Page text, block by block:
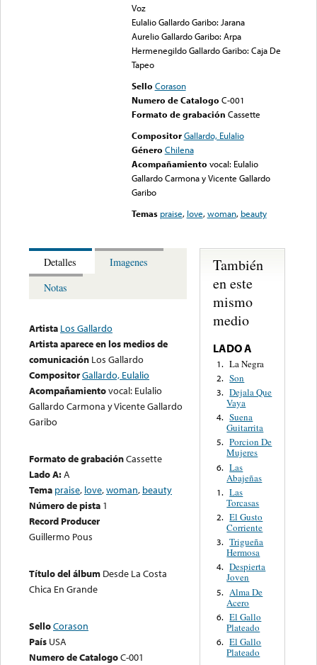
Voz
Eulalio Gallardo Garibo: Jarana
Aurelio Gallardo Garibo: Arpa
Hermenegildo Gallardo Garibo: Caja De
Tapeo
Sello Corason
Numero de Catalogo C-001
Formato de grabación Cassette
Compositor Gallardo, Eulalio
Género Chilena
Acompañamiento vocal: Eulalio
Gallardo Carmona y Vicente Gallardo
Garibo
Temas praise, love,woman, beauty
Detalles
Imagenes
Notas
Artista Los Gallardo
Artista aparece en los medios de
comunicación Los Gallardo
CompositorGallardo, Eulalio
Acompañamientovocal: Eulalio
Gallardo Carmona y Vicente Gallardo
Garibo
Formato de grabaciónCassette
Lado A:A
Tema praise, love,woman, beauty
Número de pista 1
Record Producer
Guillermo Pous
Título del álbum Desde La Costa
Chica En Grande
SelloCorason
País USA
Numero de CatalogoC-001
También
en este
mismo
medio
LADO A
1. La Negra
2. Son
3. Dejala Que
Vaya
4. Suena
Guitarrita
5. Porcion De
Mujeres
6. Las
Abajeñas
1. Las
Torcasas
2. El Gusto
Corriente
3. Trigueña
Hermosa
4. Despierta
Joven
5. Alma De
Acero
6. El Gallo
Plateado
6. El Gallo
Plateado